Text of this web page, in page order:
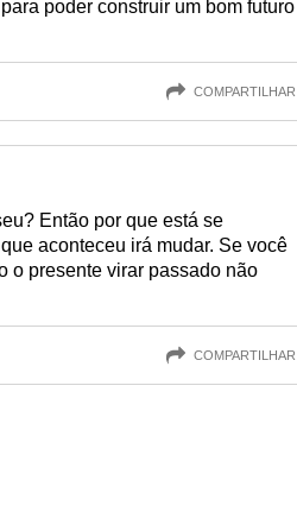
poder construir um bom futuro
COMPARTILHAR
Então por que está se
aconteceu irá mudar. Se você
o presente virar passado não
COMPARTILHAR